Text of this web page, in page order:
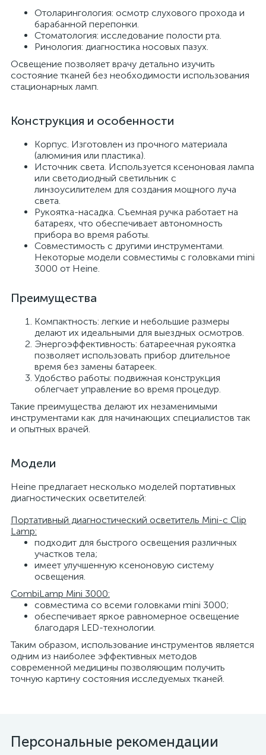
Отоларингология: осмотр слухового прохода и
барабанной перепонки.
Стоматология: исследование полости рта.
Ринология: диагностика носовых пазух.
Освещение позволяет врачу детально изучить
состояние тканей без необходимости использования
стационарных ламп.
Конструкция и особенности
Корпус. Изготовлен из прочного материала
(алюминия или пластика).
Источник света. Используется ксеноновая лампа
или светодиодный светильник с
линзоусилителем для создания мощного луча
света.
Рукоятка-насадка. Съемная ручка работает на
батареях, что обеспечивает автономность
прибора во время работы.
Совместимость с другими инструментами.
Некоторые модели совместимы с головками mini
3000 от Heine.
Преимущества
Компактность: легкие и небольшие размеры
делают их идеальными для выездных осмотров.
Энергоэффективность: батареечная рукоятка
позволяет использовать прибор длительное
время без замены батареек.
Удобство работы: подвижная конструкция
облегчает управление во время процедур.
Такие преимущества делают их незаменимыми
инструментами как для начинающих специалистов так
и опытных врачей.
Модели
Heine предлагает несколько моделей портативных
диагностических осветителей:
Портативный диагностический осветитель Mini-c Clip
Lamp:
подходит для быстрого освещения различных
участков тела;
имеет улучшенную ксеноновую систему
освещения.
CombiLamp Mini 3000:
совместима со всеми головками mini 3000;
обеспечивает яркое равномерное освещение
благодаря LED-технологии.
Таким образом, использование инструментов является
одним из наиболее эффективных методов
современной медицины позволяющим получить
точную картину состояния исследуемых тканей.
Персональные рекомендации